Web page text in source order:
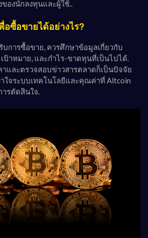
องนักลงทุนและผู้ใช้..
อซื้อขายได้อย่างไร?
บการซื้อขาย, ควรศึกษาข้อมูลเกี่ยวกับ
ป้าหมาย, และกำไร-ขาดทุนที่เป็นไปได้.
าและตรวจสอบข่าวสารตลาดก็เป็นปัจจัย
ใจระบบเทคโนโลยีและคุณค่าที่ Altcoin
ารตัดสินใจ.